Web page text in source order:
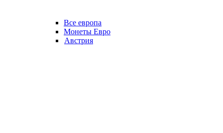
Все европа
Монеты Евро
Австрия